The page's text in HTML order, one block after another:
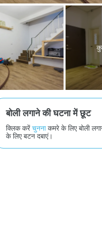
बोली लगाने की घटना में छूट
क्लिक करेंचुननाकमरे के लिए बोली
के लिए बटन दबाएं।